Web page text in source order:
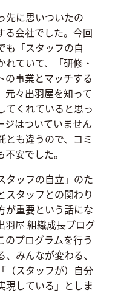
先に思いついたの
る会社でした。今回
も「スタッフの自
ていて、「研修・
の事業とマッチする
元々出羽屋を知って
てくれていると思っ
ジはついていません
とも違うので、コミ
安でした。
タッフの自立」のた
スタッフとの関わり
が重要という話にな
羽屋 組織成長プログ
のプログラムを行う
みんなが変わる、
（スタッフが）自分
現している」としま